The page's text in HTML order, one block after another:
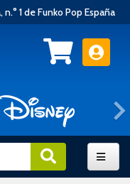
1 de Funko Pop España